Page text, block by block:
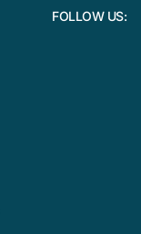
FOLLOW US: